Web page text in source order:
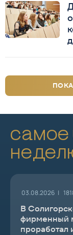
Самое
03.08.2026 |
В
фирменный
проработал